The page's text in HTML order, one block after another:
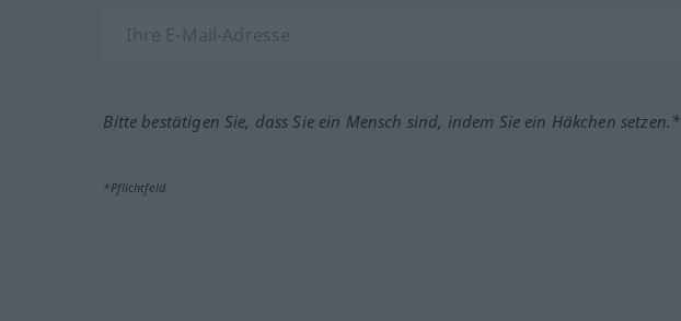
Bitte bestätigen Sie, dass Sie ein Mensch sind, indem Sie ein Häkchen setzen.*
*Pflichtfeld